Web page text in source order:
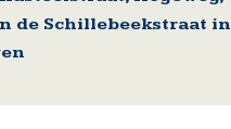
de Schillebeekstraat in